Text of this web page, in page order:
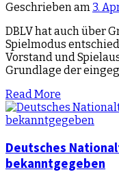
Geschrieben am 3.
DBLV hat auch über
Spielmodus
Vorstand und
Grundlage der
Read More
Deutsches
bekanntgegeben